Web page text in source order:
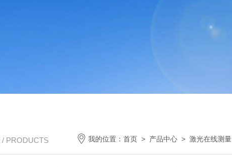
/ PRODUCTS 我的位置： 首页 > 产品中心 > 激光在线测量